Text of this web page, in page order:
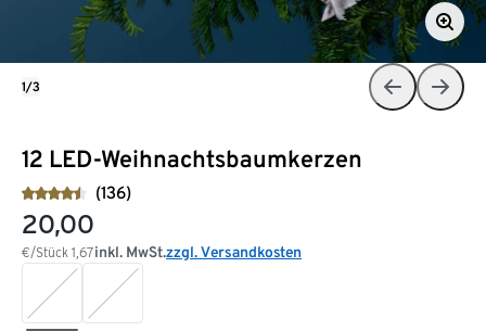
12 LED-Weihnachtsbaumkerzen
(136)
20,00
€/Stück 1,67inkl. MwSt.zzgl. Versandkosten
1/3